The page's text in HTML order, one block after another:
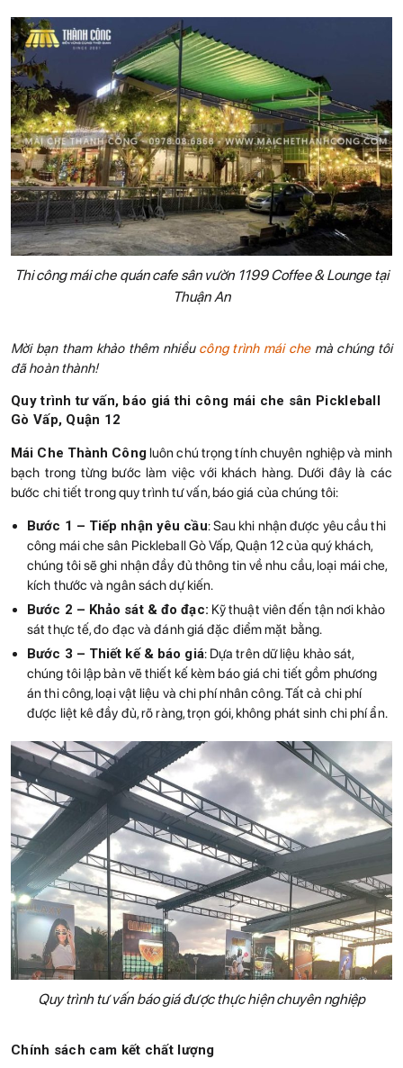
Thi công mái che quán cafe sân vườn 1199 Coffee & Lounge tại
Thuận An
Mời bạn tham khảo thêm nhiều công trình mái chemà chúng tôi
đã hoàn thành!
Quy trình tư vấn, báo giá thi công mái che sân Pickleball
Gò Vấp, Quận 12
Mái Che Thành Côngluôn chú trọng tính chuyên nghiệp và minh
bạch trong từng bước làm việc với khách hàng. Dưới đây là các
bước chi tiết trong quy trình tư vấn, báo giá của chúng tôi:
Bước 1 – Tiếp nhận yêu cầu: Sau khi nhận được yêu cầu thi
công mái che sân Pickleball Gò Vấp, Quận 12 của quý khách,
chúng tôi sẽ ghi nhận đầy đủ thông tin về nhu cầu, loại mái che,
kích thước và ngân sách dự kiến.
Bước 2 – Khảo sát & đo đạc: Kỹ thuật viên đến tận nơi khảo
sát thực tế, đo đạc và đánh giá đặc điểm mặt bằng.
Bước 3 – Thiết kế & báo giá: Dựa trên dữ liệu khảo sát,
chúng tôi lập bản vẽ thiết kế kèm báo giá chi tiết gồm phương
án thi công, loại vật liệu và chi phí nhân công. Tất cả chi phí
được liệt kê đầy đủ, rõ ràng, trọn gói, không phát sinh chi phí ẩn.
Quy trình tư vấn báo giá được thực hiện chuyên nghiệp
Chính sách cam kết chất lượng